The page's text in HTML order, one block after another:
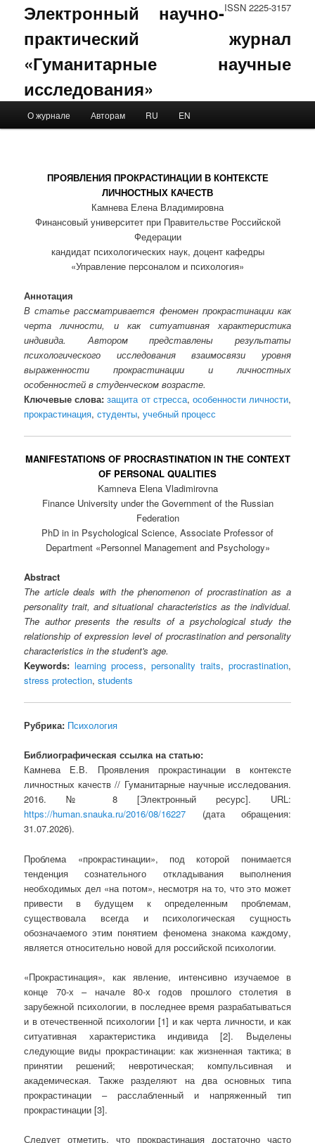
ISSN 2225-3157
Электронный научно-
практический журнал
«Гуманитарные научные
исследования»
Skip to primary content
Skip to secondary content
О журнале Авторам RU EN
ПРОЯВЛЕНИЯ ПРОКРАСТИНАЦИИ В КОНТЕКСТЕ
ЛИЧНОСТНЫХ КАЧЕСТВ
Камнева Елена Владимировна
Финансовый университет при Правительстве Российской
Федерации
кандидат психологических наук, доцент кафедры
«Управление персоналом и психология»
Аннотация
В статье рассматривается феномен прокрастинации как
черта личности, и как ситуативная характеристика
индивида. Автором представлены результаты
психологического исследования взаимосвязи уровня
выраженности прокрастинации и личностных
особенностей в студенческом возрасте.
Ключевые слова: защита от стресса, особенности личности,
прокрастинация,студенты,учебный процесс
MANIFESTATIONS OF PROCRASTINATION IN THE CONTEXT
OF PERSONAL QUALITIES
Kamneva Elena Vladimirovna
Finance University under the Government of the Russian
Federation
PhD in in Psychological Science, Associate Professor of
Department «Personnel Management and Psychology»
Abstract
The article deals with the phenomenon of procrastination as a
personality trait, and situational characteristics as the individual.
The author presents the results of a psychological study the
relationship of expression level of procrastination and personality
characteristics in the student's age.
Keywords: learning process, personality traits, procrastination,
stress protection,students
Рубрика: Психология
Библиографическая ссылка на статью:
Камнева Е.В. Проявления прокрастинации в контексте
личностных качеств // Гуманитарные научные исследования.
2016. № 8 [Электронный ресурс]. URL:
https://human.snauka.ru/2016/08/16227 (дата обращения:
31.07.2026).
Проблема «прокрастинации», под которой понимается
тенденция сознательного откладывания выполнения
необходимых дел «на потом», несмотря на то, что это может
привести в будущем к определенным проблемам,
существовала всегда и психологическая сущность
обозначаемого этим понятием феномена знакома каждому,
является относительно новой для российской психологии.
«Прокрастинация», как явление, интенсивно изучаемое в
конце 70-х – начале 80-х годов прошлого столетия в
зарубежной психологии, в последнее время разрабатываться
и в отечественной психологии [1] и как черта личности, и как
ситуативная характеристика индивида [2]. Выделены
следующие виды прокрастинации: как жизненная тактика; в
принятии решений; невротическая; компульсивная и
академическая. Также разделяют на два основных типа
прокрастинации – расслабленный и напряженный тип
прокрастинации [3].
Следует отметить, что прокрастинация достаточно часто